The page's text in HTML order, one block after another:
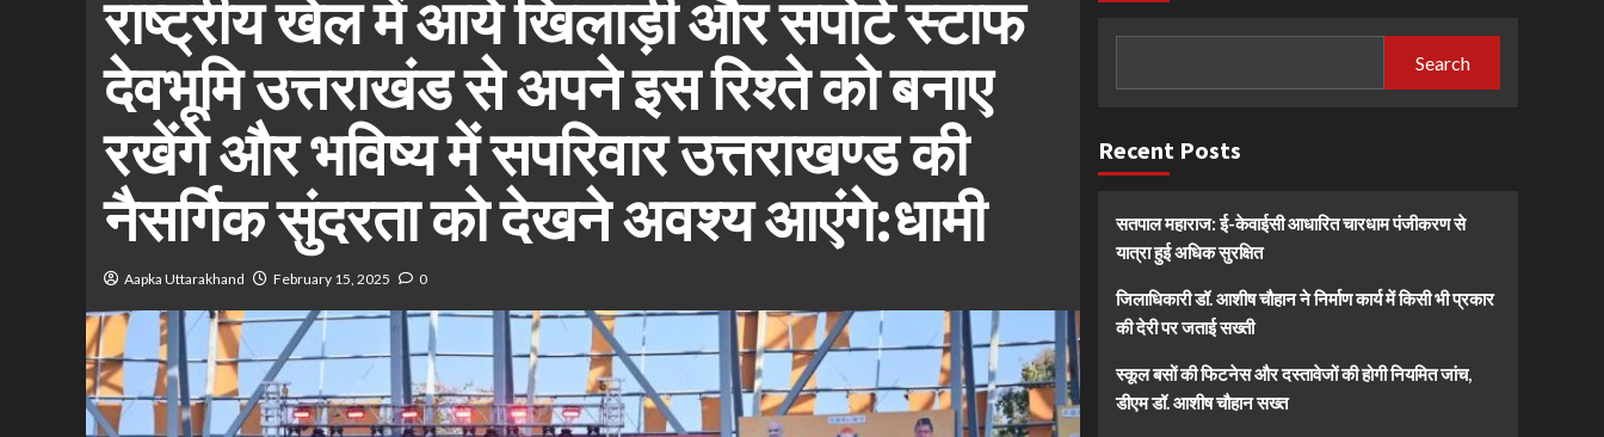
राष्ट्रीय खेल में आये खिलाड़ी और सपोर्ट स्टाफ
देवभूमि उत्तराखंड से अपने इस रिश्ते को बनाए
रखेंगे और भविष्य में सपरिवार उत्तराखण्ड की
नैसर्गिक सुंदरता को देखने अवश्य आएंगे:धामी
Aapka Uttarakhand February 15, 2025 0
Search
Recent Posts
सतपाल महाराज: ई-केवाईसी आधारित चारधाम पंजीकरण से
यात्रा हुई अधिक सुरक्षित
जिलाधिकारी डॉ. आशीष चौहान ने निर्माण कार्य में किसी भी प्रकार
की देरी पर जताई सख्ती
स्कूल बसों की फिटनेस और दस्तावेजों की होगी नियमित जांच,
डीएम डॉ. आशीष चौहान सख्त